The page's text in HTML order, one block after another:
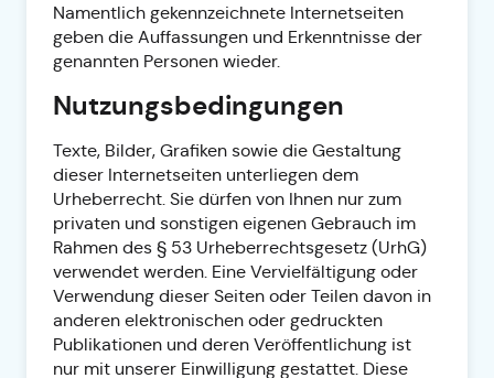
Namentlich gekennzeichnete Internetseiten
geben die Auffassungen und Erkenntnisse der
genannten Personen wieder.
Nutzungsbedingungen
Texte, Bilder, Grafiken sowie die Gestaltung
dieser Internetseiten unterliegen dem
Urheberrecht. Sie dürfen von Ihnen nur zum
privaten und sonstigen eigenen Gebrauch im
Rahmen des § 53 Urheberrechtsgesetz (UrhG)
verwendet werden. Eine Vervielfältigung oder
Verwendung dieser Seiten oder Teilen davon in
anderen elektronischen oder gedruckten
Publikationen und deren Veröffentlichung ist
nur mit unserer Einwilligung gestattet. Diese